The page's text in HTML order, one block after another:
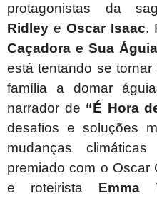
protagonistas da
Ridley e Oscar Isaac.
Caçadora e Sua
está tentando se
família a domar
narrador de “É Hora
desafios e soluções
mudanças
premiado com o Oscar
e roteirista Emma